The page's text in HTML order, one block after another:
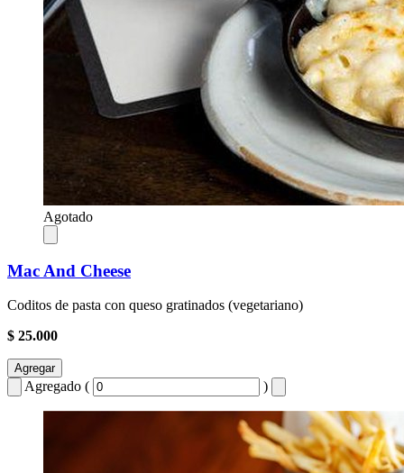
Agotado
Mac And Cheese
Coditos de pasta con queso gratinados (vegetariano)
$ 25.000
Agregar
Agregado ( )